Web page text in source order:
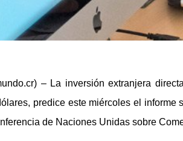
– La inversión extranjera
predice este miércoles el informe
de Naciones Unidas sobre